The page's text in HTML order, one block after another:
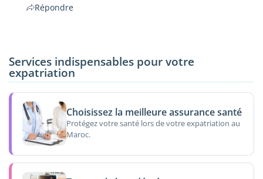
Répondre
Services indispensables pour votre
expatriation
Choisissez la meilleure assurance santé
Protégez votre santé lors de votre expatriation au
Maroc.